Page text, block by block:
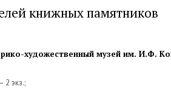
книжных памятников
художественный музей им. И.Ф.
2 экз.;